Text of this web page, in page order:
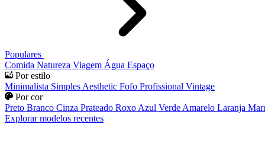
Populares
Comida Natureza Viagem Água Espaço
Por estilo
Minimalista Simples Aesthetic Fofo Profissional Vintage
Por cor
Preto Branco Cinza Prateado Roxo Azul Verde Amarelo Laranja
Explorar modelos recentes